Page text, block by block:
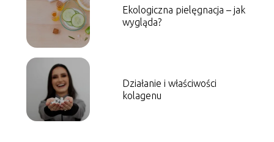
Ekologiczna pielęgnacja – jak
wygląda?
Działanie i właściwości
kolagenu